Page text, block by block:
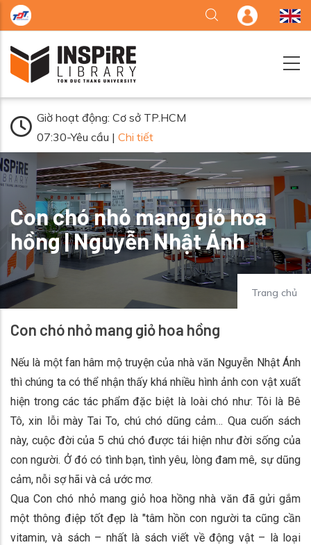
Nhảy đến nội dung
Giờ hoạt động: Cơ sở TP.HCM
07:30-Yêu cầu | Chi tiết
Con chó nhỏ mang giỏ hoa
hồng | Nguyễn Nhật Ánh
Trang chủ
Con chó nhỏ mang giỏ hoa hồng
Nếu là một fan hâm mộ truyện của nhà văn Nguyễn Nhật Ánh
thì chúng ta có thể nhận thấy khá nhiều hình ảnh con vật xuất
hiện trong các tác phẩm đặc biệt là loài chó như: Tôi là Bê
Tô, xin lỗi mày Tai To, chú chó dũng cảm… Qua cuốn sách
này, cuộc đời của 5 chú chó được tái hiện như đời sống của
con người. Ở đó có tình bạn, tình yêu, lòng đam mê, sự dũng
cảm, nỗi sợ hãi và cả ước mơ.
Qua Con chó nhỏ mang giỏ hoa hồng nhà văn đã gửi gắm
một thông điệp tốt đẹp là "tâm hồn con người ta cũng cần
vitamin, và sách – nhất là sách viết về động vật – là loại